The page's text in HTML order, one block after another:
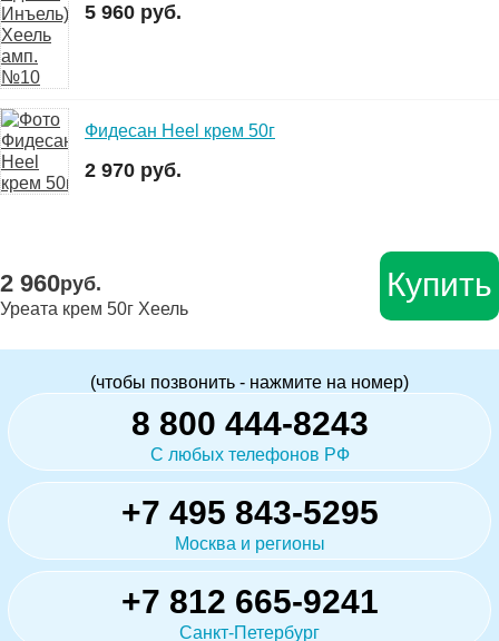
5 960 руб.
Фидесан Heel крем 50г
2 970 руб.
2 960руб.
Уреата крем 50г Хеель
Купить
(чтобы позвонить - нажмите на номер)
8 800 444-8243
С любых телефонов РФ
+7 495 843-5295
Москва и регионы
+7 812 665-9241
Санкт-Петербург